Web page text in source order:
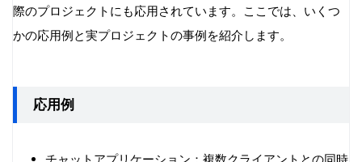
際のプロジェクトにも応用されています。ここでは、いくつ
かの応用例と実プロジェクトの事例を紹介します。
応用例